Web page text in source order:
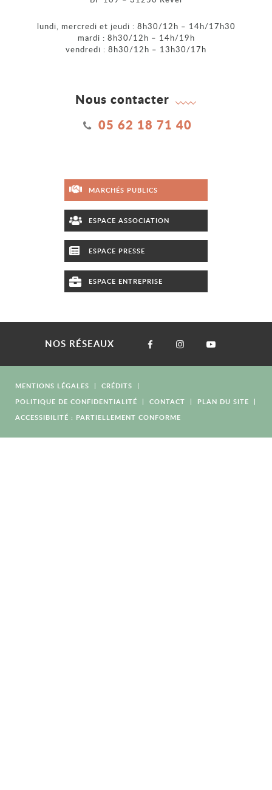
lundi, mercredi et jeudi : 8h30/12h – 14h/17h30
mardi : 8h30/12h – 14h/19h
vendredi : 8h30/12h – 13h30/17h
Nous contacter
05 62 18 71 40
MARCHÉS PUBLICS
ESPACE ASSOCIATION
ESPACE PRESSE
ESPACE ENTREPRISE
NOS RÉSEAUX
MENTIONS LÉGALES
CRÉDITS
POLITIQUE DE CONFIDENTIALITÉ
CONTACT
PLAN DU SITE
ACCESSIBILITÉ : PARTIELLEMENT CONFORME